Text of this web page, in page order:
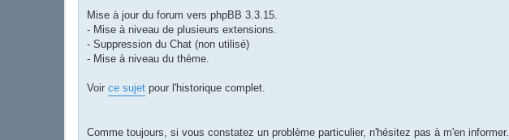
s
a
g
e
Mise à jour du forum vers phpBB 3.3.15.
- Mise à niveau de plusieurs extensions.
- Suppression du Chat (non utilisé)
- Mise à niveau du thème.
Voir ce sujet pour l'historique complet.
Comme toujours, si vous constatez un problème particulier, n'hésitez pas à m'en informer.